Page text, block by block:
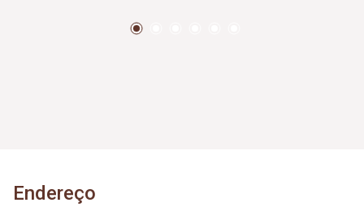
Endereço